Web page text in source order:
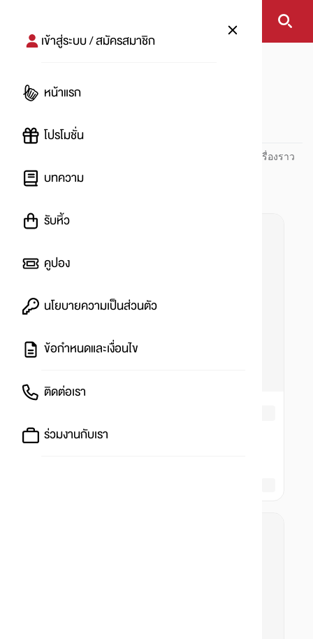
เข้าสู่ระบบ / สมัครสมาชิก
หน้าแรก
โปรโมชั่น
บทความ
รับหิ้ว
คูปอง
นโยบายความเป็นส่วนตัว
ข้อกำหนดและเงื่อนไข
ติดต่อเรา
ร่วมงานกับเรา
#
ปันโปร PUNPRO ที่ 1 ด้านโปรโมชัน อัปเดตและติดตามทุกเรื่องราว
โปรโมชัน